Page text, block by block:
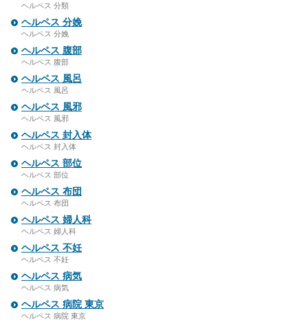
ヘルペス 分類
ヘルペス 分娩
ヘルペス 分娩
ヘルペス 腹部
ヘルペス 腹部
ヘルペス 風呂
ヘルペス 風呂
ヘルペス 風邪
ヘルペス 風邪
ヘルペス 封入体
ヘルペス 封入体
ヘルペス 部位
ヘルペス 部位
ヘルペス 布団
ヘルペス 布団
ヘルペス 婦人科
ヘルペス 婦人科
ヘルペス 不妊
ヘルペス 不妊
ヘルペス 病気
ヘルペス 病気
ヘルペス 病院 東京
ヘルペス 病院 東京